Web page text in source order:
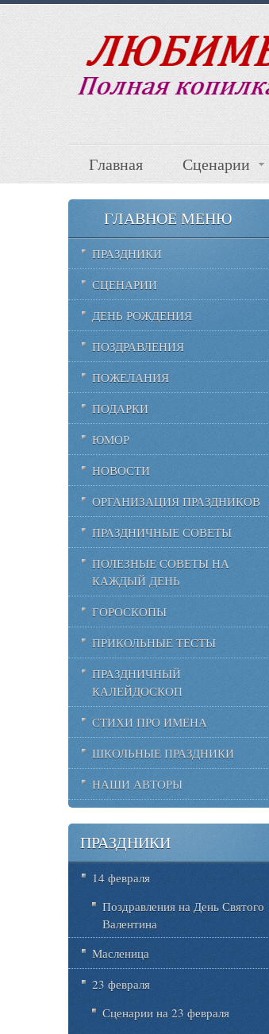
Главная Сценарии
ГЛАВНОЕ МЕНЮ
ПРАЗДНИКИ
СЦЕНАРИИ
ДЕНЬ РОЖДЕНИЯ
ПОЗДРАВЛЕНИЯ
ПОЖЕЛАНИЯ
ПОДАРКИ
ЮМОР
НОВОСТИ
ОРГАНИЗАЦИЯ ПРАЗДНИКОВ
ПРАЗДНИЧНЫЕ СОВЕТЫ
ПОЛЕЗНЫЕ СОВЕТЫ НА
КАЖДЫЙ ДЕНЬ
ГОРОСКОПЫ
ПРИКОЛЬНЫЕ ТЕСТЫ
ПРАЗДНИЧНЫЙ
КАЛЕЙДОСКОП
СТИХИ ПРО ИМЕНА
ШКОЛЬНЫЕ ПРАЗДНИКИ
НАШИ АВТОРЫ
ПРАЗДНИКИ
14 февраля
Поздравления на День Святого
Валентина
Масленица
23 февраля
Сценарии на 23 февраля